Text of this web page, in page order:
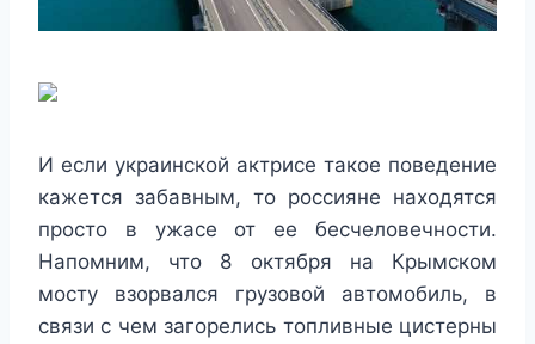
И если украинской актрисе такое поведение
кажется забавным, то россияне находятся
просто в ужасе от ее бесчеловечности.
Напомним, что 8 октября на Крымском
мосту взорвался грузовой автомобиль, в
связи с чем загорелись топливные цистерны